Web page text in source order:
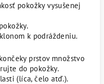
pokožky vysušenej
k podráždeniu.
prstov množstvo
do pokožky.
(líca, čelo atď.).